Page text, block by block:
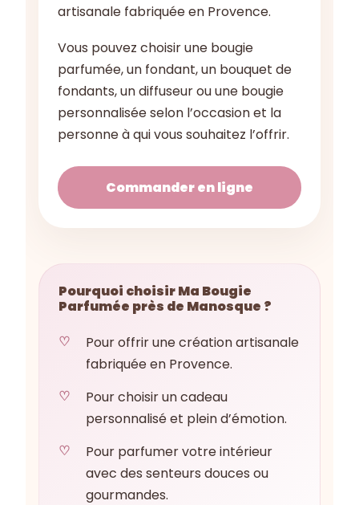
artisanale fabriquée en Provence.
Vous pouvez choisir une bougie
parfumée, un fondant, un bouquet de
fondants, un diffuseur ou une bougie
personnalisée selon l’occasion et la
personne à qui vous souhaitez l’offrir.
Commander en ligne
Pourquoi choisir Ma Bougie
Parfumée près de Manosque ?
Pour offrir une création artisanale
fabriquée en Provence.
Pour choisir un cadeau
personnalisé et plein d’émotion.
Pour parfumer votre intérieur
avec des senteurs douces ou
gourmandes.